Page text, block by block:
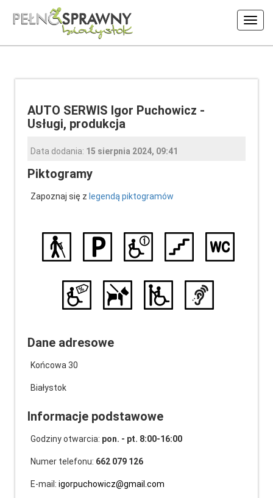
Włącz
AUTO SERWIS Igor Puchowicz -
Usługi, produkcja
Data dodania: 15 sierpnia 2024, 09:41
Piktogramy
Zapoznaj się z legendą piktogramów
Dane adresowe
Końcowa 30
Białystok
Informacje podstawowe
Godziny otwarcia: pon. - pt. 8:00-16:00
Numer telefonu: 662 079 126
E-mail: igorpuchowicz@gmail.com